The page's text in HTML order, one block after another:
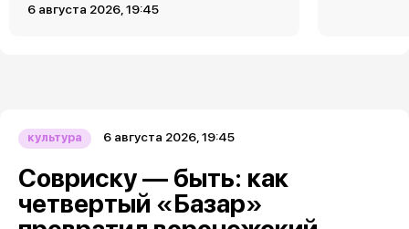
6 августа 2026, 19:45
культура 6 августа 2026, 19:45
Совриску — быть: как
четвертый «Базар»